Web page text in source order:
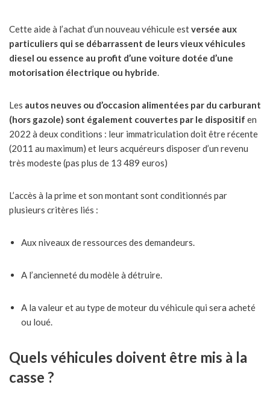
Cette aide à l’achat d’un nouveau véhicule estversée aux
particuliers qui se débarrassent de leurs vieux véhicules
diesel ou essence au profit d’une voiture dotée d’une
motorisation électrique ou hybride.
Les autos neuves ou d’occasion alimentées par du carburant
(hors gazole) sont également couvertes par le dispositif en
2022 à deux conditions : leur immatriculation doit être récente
(2011 au maximum) et leurs acquéreurs disposer d’un revenu
très modeste (pas plus de 13 489 euros)
L’accès à la prime et son montant sont conditionnés par
plusieurs critères liés :
Aux niveaux de ressources des demandeurs.
A l’ancienneté du modèle à détruire.
A la valeur et au type de moteur du véhicule qui sera acheté
ou loué.
Quels véhicules doivent être mis à la
casse ?